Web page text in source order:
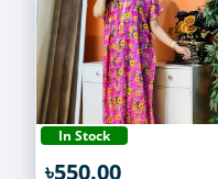
In Stock
৳550.00